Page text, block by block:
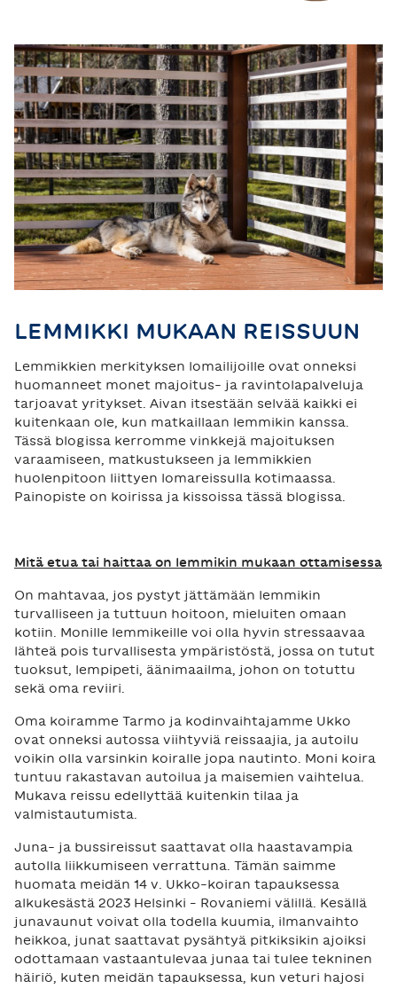
LEMMIKKI MUKAAN REISSUUN
Lemmikkien merkityksen lomailijoille ovat onneksi
huomanneet monet majoitus- ja ravintolapalveluja
tarjoavat yritykset. Aivan itsestään selvää kaikki ei
kuitenkaan ole, kun matkaillaan lemmikin kanssa.
Tässä blogissa kerromme vinkkejä majoituksen
varaamiseen, matkustukseen ja lemmikkien
huolenpitoon liittyen lomareissulla kotimaassa.
Painopiste on koirissa ja kissoissa tässä blogissa.
Mitä etua tai haittaa on lemmikin mukaan ottamisessa
On mahtavaa, jos pystyt jättämään lemmikin
turvalliseen ja tuttuun hoitoon, mieluiten omaan
kotiin. Monille lemmikeille voi olla hyvin stressaavaa
lähteä pois turvallisesta ympäristöstä, jossa on tutut
tuoksut, lempipeti, äänimaailma, johon on totuttu
sekä oma reviiri.
Oma koiramme Tarmo ja kodinvaihtajamme Ukko
ovat onneksi autossa viihtyviä reissaajia, ja autoilu
voikin olla varsinkin koiralle jopa nautinto. Moni koira
tuntuu rakastavan autoilua ja maisemien vaihtelua.
Mukava reissu edellyttää kuitenkin tilaa ja
valmistautumista.
Juna- ja bussireissut saattavat olla haastavampia
autolla liikkumiseen verrattuna. Tämän saimme
huomata meidän 14 v. Ukko-koiran tapauksessa
alkukesästä 2023 Helsinki – Rovaniemi välillä. Kesällä
junavaunut voivat olla todella kuumia, ilmanvaihto
heikkoa, junat saattavat pysähtyä pitkiksikin ajoiksi
odottamaan vastaantulevaa junaa tai tulee tekninen
häiriö, kuten meidän tapauksessa, kun veturi hajosi
SAARISELKÄ